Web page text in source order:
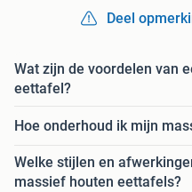
Deel
Wat zijn de voordelen van
eettafel?
Hoe onderhoud ik mijn
Welke stijlen en
massief houten eettafels?